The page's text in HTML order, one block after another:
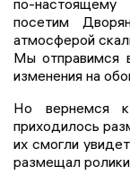
по-
посетим
атмосферой
Мы отправимся
изменения на
Но вернемся
приходилось
их смогли
размещал ролики